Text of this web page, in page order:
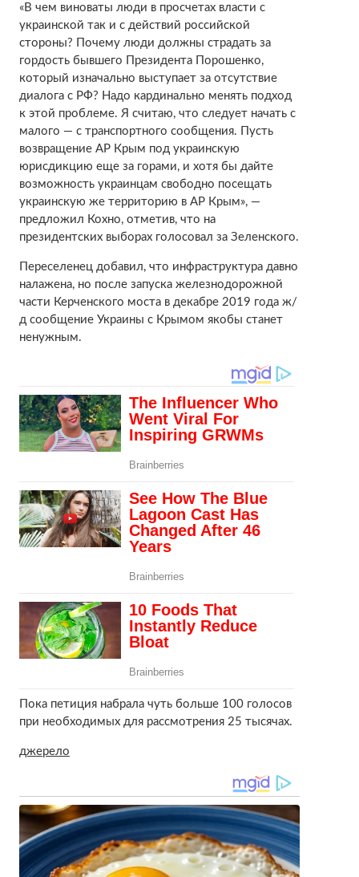
«В чем виноваты люди в просчетах власти с
украинской так и с действий российской
стороны? Почему люди должны страдать за
гордость бывшего Президента Порошенко,
который изначально выступает за отсутствие
диалога с РФ? Надо кардинально менять подход
к этой проблеме. Я считаю, что следует начать с
малого — с транспортного сообщения. Пусть
возвращение АР Крым под украинскую
юрисдикцию еще за горами, и хотя бы дайте
возможность украинцам свободно посещать
украинскую же территорию в АР Крым», —
предложил Кохно, отметив, что на
президентских выборах голосовал за Зеленского.
Переселенец добавил, что инфраструктура давно
налажена, но после запуска железнодорожной
части Керченского моста в декабре 2019 года ж/
д сообщение Украины с Крымом якобы станет
ненужным.
Пока петиция набрала чуть больше 100 голосов
при необходимых для рассмотрения 25 тысячах.
джерело